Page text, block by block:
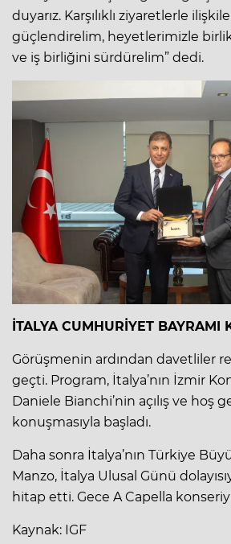
duyarız. Karşılıklı ziyaretlerle
güçlendirelim, heyetlerimizle
ve iş birliğini sürdürelim” dedi.
İTALYA CUMHURİYET BAYRAMI
Görüşmenin ardından davetliler
geçti. Program, İtalya’nın İzmir
Daniele Bianchi’nin açılış ve hoş
konuşmasıyla başladı.
Daha sonra İtalya’nın Türkiye
Manzo, İtalya Ulusal Günü
hitap etti. Gece A Capella
Kaynak: IGF